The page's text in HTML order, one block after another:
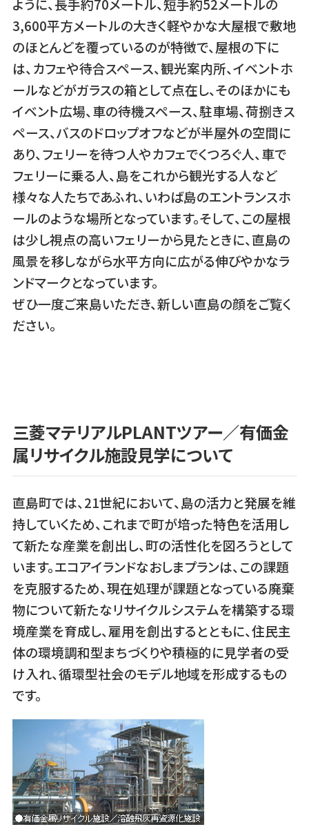
3,600平方メートルの大きく軽やかな大屋根で敷地
のほとんどを覆っているのが特徴で、屋根の下に
は、カフェや待合スペース、観光案内所、イベントホ
ールなどがガラスの箱として点在し、そのほかにも
イベント広場、車の待機スペース、駐車場、荷捌きス
ペース、バスのドロップオフなどが半屋外の空間に
あり、フェリーを待つ人やカフェでくつろぐ人、車で
フェリーに乗る人、島をこれから観光する人など
様々な人たちであふれ、いわば島のエントランスホ
ールのような場所となっています。そして、この屋根
は少し視点の高いフェリーから見たときに、直島の
風景を移しながら水平方向に広がる伸びやかなラ
ンドマークとなっています。
ぜひ一度ご来島いただき、新しい直島の顔をご覧く
ださい。
三菱マテリアルPLANTツアー／有価金
属リサイクル施設見学について
直島町では、21世紀において、島の活力と発展を維
持していくため、これまで町が培った特色を活用し
て新たな産業を創出し、町の活性化を図ろうとして
います。エコアイランドなおしまプランは、この課題
を克服するため、現在処理が課題となっている廃棄
物について新たなリサイクルシステムを構築する環
境産業を育成し、雇用を創出するとともに、住民主
体の環境調和型まちづくりや積極的に見学者の受
け入れ、循環型社会のモデル地域を形成するもの
です。